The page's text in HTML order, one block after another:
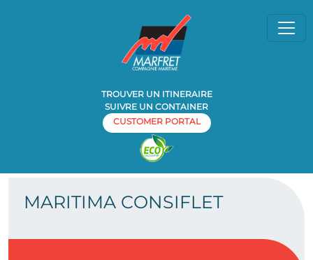
TROUVER UN ITINERAIRE
SUIVRE UN CONTAINER
CUSTOMER PORTAL
MARITIMA CONSIFLET
MARITIMA CONSIFLET